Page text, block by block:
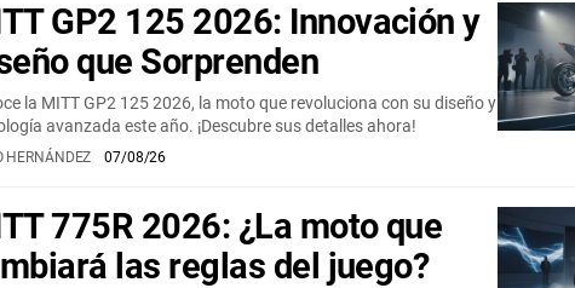
GP2 125 2026: Innovación y
que Sorprenden
la MITT GP2 125 2026, la moto que revoluciona con su diseño y
avanzada este año. ¡Descubre sus detalles ahora!
HERNÁNDEZ 07/08/26
775R 2026: ¿La moto que
las reglas del juego?